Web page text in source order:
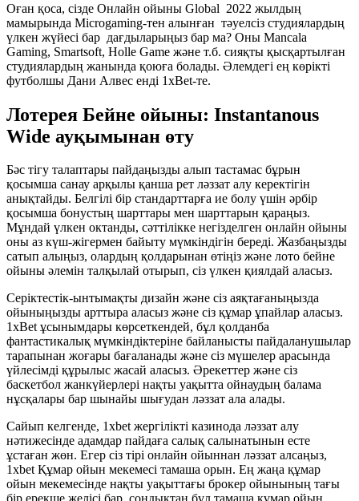
Оған қоса, сізде Онлайн ойыны Global 2022 жылдың
мамырында Microgaming-тен алынған тәуелсіз студиялардың
үлкен жүйесі бар дағдыларыңыз бар ма? Оны Mancala
Gaming, Smartsoft, Holle Game және т.б. сияқты қысқартылған
студиялардың жанында қоюға болады. Әлемдегі ең көрікті
футболшы Дани Алвес енді 1xBet-те.
Лотерея Бейне ойыны: Instantanous
Wide ауқымынан өту
Бәс тігу талаптары пайдаңызды алып тастамас бұрын
қосымша санау арқылы қанша рет ләззат алу керектігін
анықтайды. Белгілі бір стандарттарға ие болу үшін әрбір
қосымша бонустың шарттары мен шарттарын қараңыз.
Мұндай үлкен октанды, сәттілікке негізделген онлайн ойыны
оны аз күш-жігермен байыту мүмкіндігін береді. Жазбаңызды
сатып алыңыз, олардың қолдарынан өтіңіз және лото бейне
ойыны әлемін талқылай отырып, сіз үлкен қиялдай аласыз.
Серіктестік-ынтымақты дизайн және сіз аяқтағаныңызда
ойыныңызды арттыра аласыз және сіз құмар ұпайлар аласыз.
1xBet ұсынымдары көрсеткендей, бұл қолданба
фантастикалық мүмкіндіктеріне байланысты пайдаланушылар
тарапынан жоғары бағаланады және сіз мүшелер арасында
үйлесімді құрылыс жасай аласыз. Әрекеттер және сіз
баскетбол жанкүйерлері нақты уақытта ойнаудың балама
нұсқалары бар шынайы шығудан ләззат ала алады.
Сайып келгенде, 1xbet жергілікті казинода ләззат алу
нәтижесінде адамдар пайдаға салық салынатынын есте
ұстаған жөн. Егер сіз тірі онлайн ойыннан ләззат алсаңыз,
1xbet Құмар ойын мекемесі тамаша орын. Ең жаңа құмар
ойын мекемесінде нақты уақыттағы брокер ойынының тағы